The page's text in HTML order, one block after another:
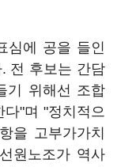
심에 공을 들인
전 후보는 간담
기 위해선 조합
다"며 "정치적으
을 고부가가치
원노조가 역사